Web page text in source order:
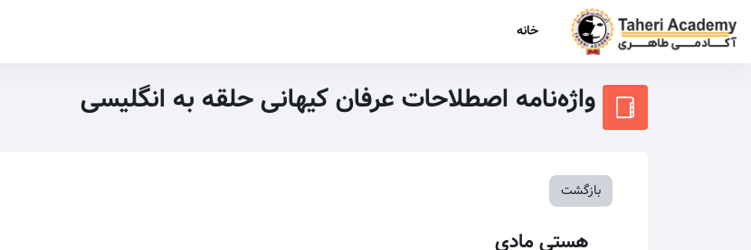
خانه
واژه‌نامه اصطلاحات عرفان کیهانی حلقه به انگلیسی
بازگشت
هستی مادی